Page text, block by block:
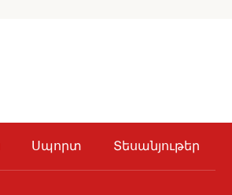
Սպորտ Տեսանյութեր